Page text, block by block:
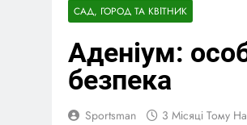
САД, ГОРОД ТА КВІТНИК
Аденіум:
безпека
Sportsman 3 Місяці Тому